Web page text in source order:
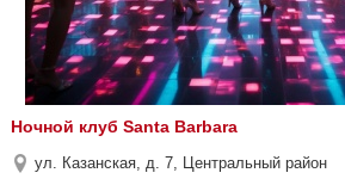
Ночной клуб Santa Barbara
ул. Казанская, д. 7, Центральный район